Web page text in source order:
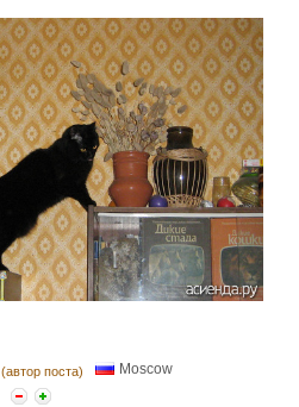
(автор поста) Moscow